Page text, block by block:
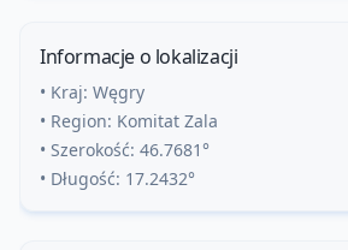
Informacje o lokalizacji
• Kraj: Węgry
• Region: Komitat Zala
• Szerokość: 46.7681°
• Długość: 17.2432°